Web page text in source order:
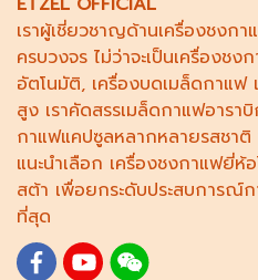
เราผู้เชี่ยวชาญด้านเครื่องชงกา
ครบวงจร ไม่ว่าจะเป็นเครื่องชง
อัตโนมัติ, เครื่องบดเมล็ดกาแฟ
สูง เราคัดสรรเมล็ดกาแฟอาราบิ
กาแฟแคปซูลหลากหลายรสชาติ
แนะนำเลือก เครื่องชงกาแฟยี่ห้
สต้า เพื่อยกระดับประสบการ
ที่สุด